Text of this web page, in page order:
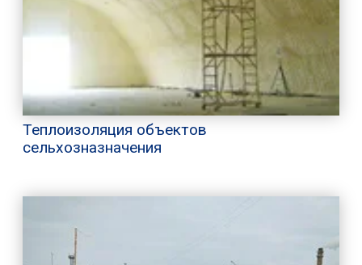
Теплоизоляция объектов
сельхозназначения